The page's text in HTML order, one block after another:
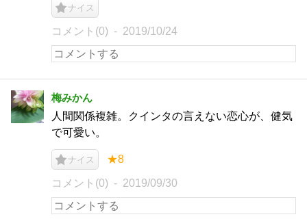
ナイス
コメント(0) 2019/10/24
梅みかん
人間関係複雑。クインタの言えない恋心が、健気
で可愛い。
ナイス ★8
コメント(0) 2019/09/30